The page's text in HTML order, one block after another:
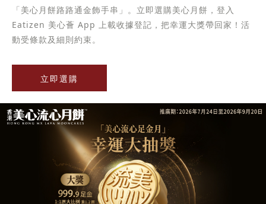
「美心月餅路路通金飾手串」。立即選購美心月餅，登入
Eatizen 美心薈 App 上載收據登記，把幸運大獎帶回家！活
動受條款及細則約束。
立即選購